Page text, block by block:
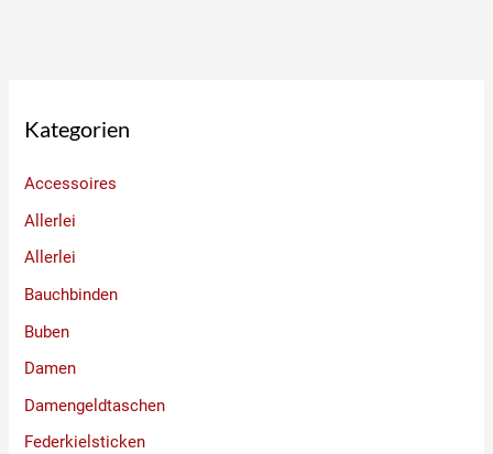
Kategorien
Accessoires
Allerlei
Allerlei
Bauchbinden
Buben
Damen
Damengeldtaschen
Federkielsticken